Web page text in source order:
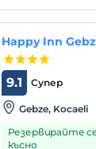
yürüme
kurumların yanı
Happy Inn
Супер
9.1
Gebze, Kocaeli
Резервирайте
късно